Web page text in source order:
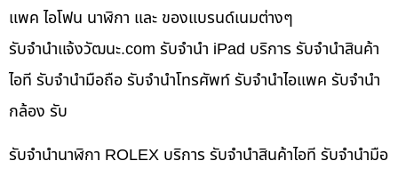
แพค ไอโฟน นาฬิกา และ ของแบรนด์เนมต่างๆ
รับจํานําแจ้งวัฒนะ.com รับจำนำ iPad บริการ รับจำนำสินค้า
ไอที รับจำนำมือถือ รับจำนำโทรศัพท์ รับจำนำไอแพค รับจำนำ
กล้อง รับ
รับจำนำนาฬิกา ROLEX บริการ รับจำนำสินค้าไอที รับจำนำมือ